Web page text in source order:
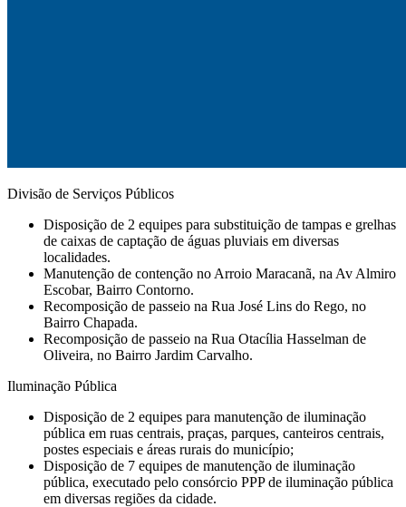
Divisão de Serviços Públicos
Disposição de 2 equipes para substituição de tampas e grelhas
de caixas de captação de águas pluviais em diversas
localidades.
Manutenção de contenção no Arroio Maracanã, na Av Almiro
Escobar, Bairro Contorno.
Recomposição de passeio na Rua José Lins do Rego, no
Bairro Chapada.
Recomposição de passeio na Rua Otacília Hasselman de
Oliveira, no Bairro Jardim Carvalho.
Iluminação Pública
Disposição de 2 equipes para manutenção de iluminação
pública em ruas centrais, praças, parques, canteiros centrais,
postes especiais e áreas rurais do município;
Disposição de 7 equipes de manutenção de iluminação
pública, executado pelo consórcio PPP de iluminação pública
em diversas regiões da cidade.